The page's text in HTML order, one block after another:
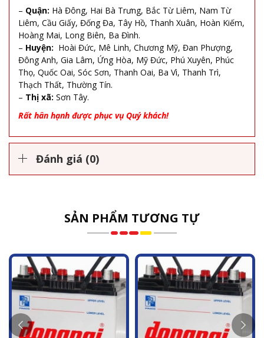
– Quận: Hà Đông, Hai Bà Trưng, Bắc Từ Liêm, Nam Từ
Liêm, Cầu Giấy, Đống Đa, Tây Hồ, Thanh Xuân, Hoàn Kiếm,
Hoàng Mai, Long Biên, Ba Đình.
– Huyện: Hoài Đức, Mê Linh, Chương Mỹ, Đan Phượng,
Đông Anh, Gia Lâm, Ứng Hòa, Mỹ Đức, Phú Xuyên, Phúc
Thọ, Quốc Oai, Sóc Sơn, Thanh Oai, Ba Vì, Thanh Trì,
Thạch Thất, Thường Tín.
– Thị xã: Sơn Tây.
Rất hân hạnh được phục vụ Quý khách!
Đánh giá (0)
SẢN PHẨM TƯƠNG TỰ